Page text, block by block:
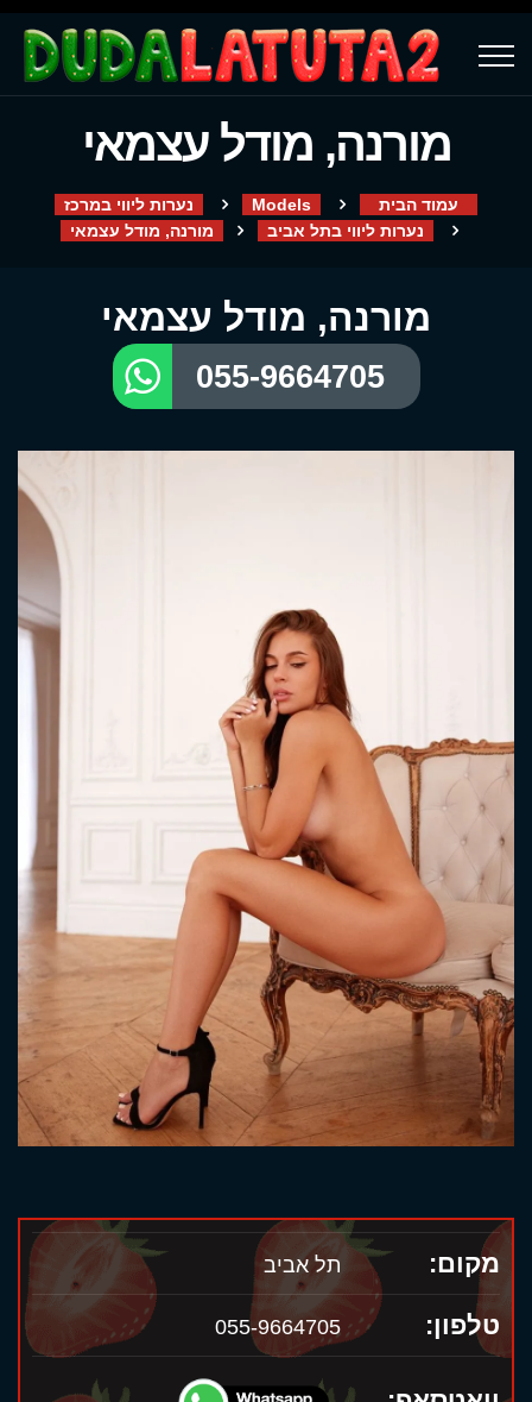
מורנה, מודל עצמאי
עמוד הבית Models
נערות ליווי במרכז
נערות ליווי בתל אביב
מורנה, מודל עצמאי
מורנה, מודל עצמאי
055-9664705
מקום: תל אביב
טלפון: 055-9664705